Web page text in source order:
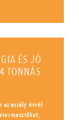
ÉS JÓ
TONNÁS
az aszály évről